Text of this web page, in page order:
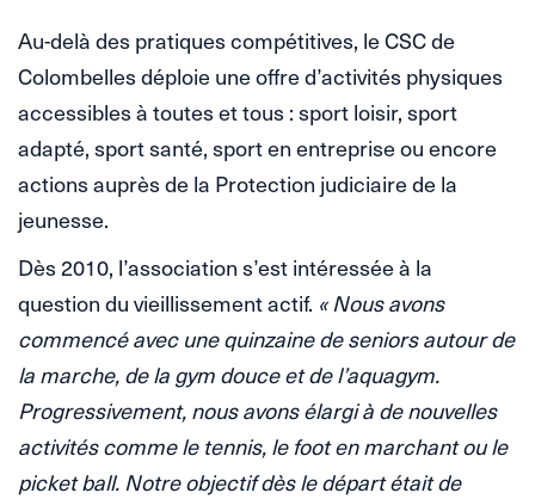
Au-delà des pratiques compétitives, le CSC de
Colombelles déploie une offre d’activités physiques
accessibles à toutes et tous : sport loisir, sport
adapté, sport santé, sport en entreprise ou encore
actions auprès de la Protection judiciaire de la
jeunesse.
Dès 2010, l’association s’est intéressée à la
question du vieillissement actif. « Nous avons
commencé avec une quinzaine de seniors autour de
la marche, de la gym douce et de l’aquagym.
Progressivement, nous avons élargi à de nouvelles
activités comme le tennis, le foot en marchant ou le
picket ball. Notre objectif dès le départ était de